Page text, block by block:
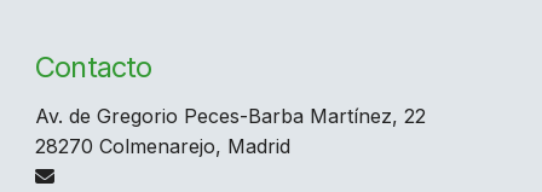
Contacto
Av. de Gregorio Peces-Barba Martínez, 22
28270 Colmenarejo, Madrid